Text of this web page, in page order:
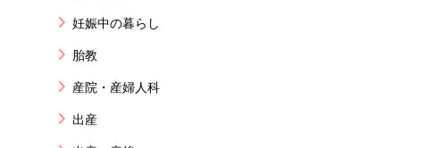
妊娠中の暮らし
胎教
産院・産婦人科
出産